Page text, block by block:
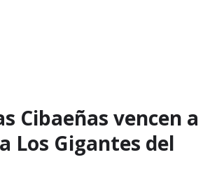
Cibaeñas vencen a
Los Gigantes del